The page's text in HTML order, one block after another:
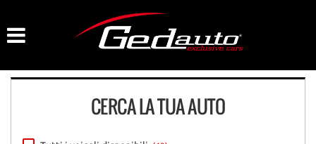
CERCA LA TUA AUTO